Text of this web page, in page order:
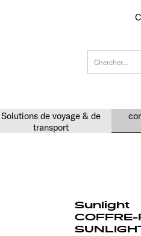
Solutions de voyage & de
transport
Sunlight